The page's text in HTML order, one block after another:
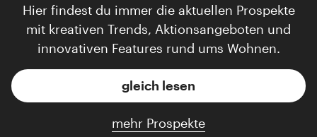
Hier findest du immer die aktuellen Prospekte
mit kreativen Trends, Aktionsangeboten und
innovativen Features rund ums Wohnen.
gleich lesen
mehr Prospekte